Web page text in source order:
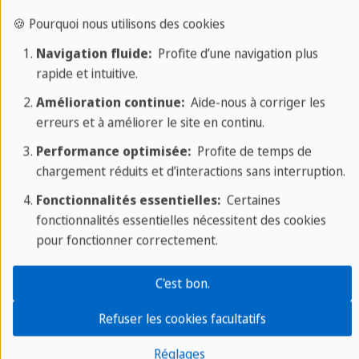
Situation géographique de l'école
Notre école est installée dans le quartier de
en français ). Ce quartier, un des plus agréables de
la ville, était dans les années 1950 le lieu de
résidence favori de l'élite cubaine, qui y vivait dans
de somptueuses villas entourées de magnifiques
Aujourd'hui encore, Miramar est
un des quartiers
les plus chicsde La Havane : saQuinta Avenida
inspirée de la célèbre Cinquième Avenue de New
🍪 Pourquoi nous utilisons des cookies
Navigation fluide:Profite d’une navigation plus
rapide et intuitive.
Amélioration continue:Aide-nous à corriger les
erreurs et à améliorer le site en continu.
Performance optimisée:Profite de temps de
chargement réduits et d’interactions sans interruption.
Fonctionnalités essentielles:Certaines
fonctionnalités essentielles nécessitent des cookies
pour fonctionner correctement.
Réglages
Refuser les cookies facultatifs
C'est bon.